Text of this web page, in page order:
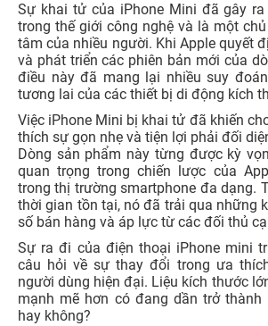
Sự khai tử của iPhone Mini đã gây
trong thế giới công nghệ và là một
tâm của nhiều người. Khi Apple quyết
và phát triển các phiên bản mới của
điều này đã mang lại nhiều suy
tương lai của các thiết bị di động kích
Việc iPhone Mini bị khai tử đã khiến
thích sự gọn nhẹ và tiện lợi phải đối
Dòng sản phẩm này từng được kỳ
quan trọng trong chiến lược của
trong thị trường smartphone đa dạng.
thời gian tồn tại, nó đã trải qua những
số bán hàng và áp lực từ các đối thủ
Sự ra đi của điện thoại iPhone mini
câu hỏi về sự thay đổi trong ưa
người dùng hiện đại. Liệu kích thước
mạnh mẽ hơn có đang dần trở
hay không?